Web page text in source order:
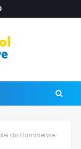
do Fluminense